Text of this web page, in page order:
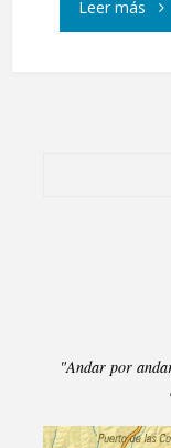
Leer más
"Andar por